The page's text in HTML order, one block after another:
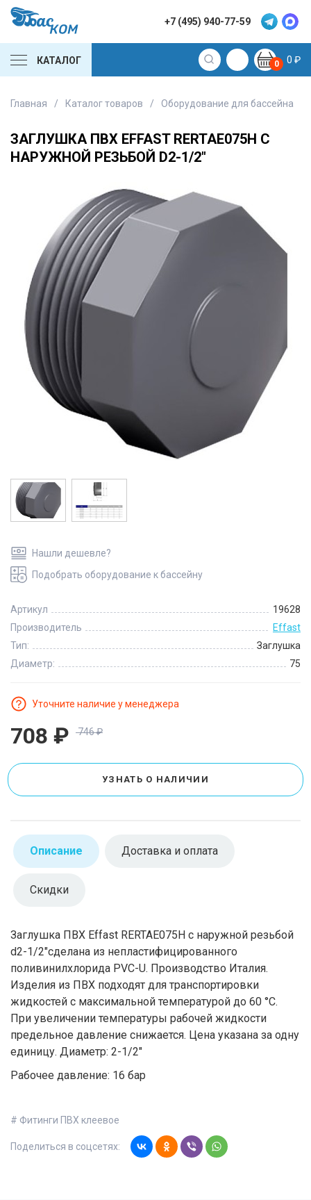
+7 (495) 940-77-59
КАТАЛОГ 0 0 ₽
Главная / Каталог товаров / Оборудование для бассейна
ЗАГЛУШКА ПВХ EFFAST RERTAE075H С
НАРУЖНОЙ РЕЗЬБОЙ D2-1/2"
Уточните наличие у менеджера
Нашли дешевле?
Подобрать оборудование к бассейну
Артикул
19628
Производитель
Effast
Тип:
Заглушка
Диаметр:
75
708 ₽ 746₽
УЗНАТЬ О НАЛИЧИИ
Описание Доставка и оплата
Скидки
Заглушка ПВХ Effast RERTAE075H с наружной резьбой
d2-1/2"сделана из непластифицированного
поливинилхлорида PVC-U. Производство Италия.
Изделия из ПВХ подходят для транспортировки
жидкостей с максимальной температурой до 60 °C.
При увеличении температуры рабочей жидкости
предельное давление снижается. Цена указана за одну
единицу. Диаметр: 2-1/2"
Рабочее давление: 16 бар
# Фитинги ПВХ клеевое
Поделиться в соцсетях: